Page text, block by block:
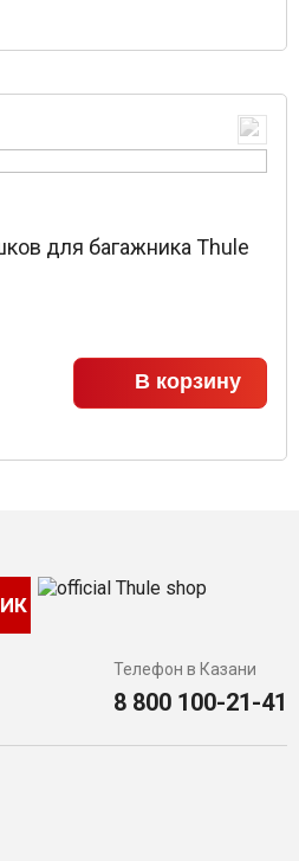
для багажника Thule
В корзину
Телефон в Казани
8 800 100-21-41